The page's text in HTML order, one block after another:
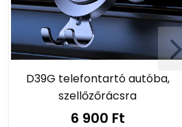
D39G telefontartó autóba,
szellőzőrácsra
6 900 Ft